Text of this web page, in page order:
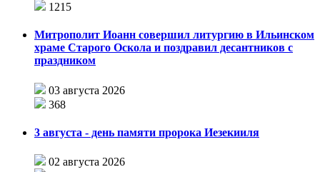
1215
Митрополит Иоанн совершил литургию в Ильинском
храме Старого Оскола и поздравил десантников с
праздником
03 августа 2026
368
3 августа - день памяти пророка Иезекииля
02 августа 2026